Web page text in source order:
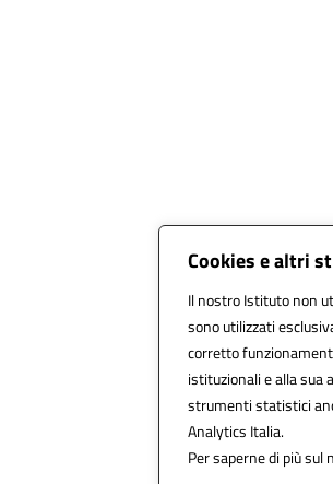
Cookies e altri
Il nostro Istituto non
sono utilizzati
corretto
istituzionali e alla sua
strumenti statistici
Analytics Italia.
Per saperne di più